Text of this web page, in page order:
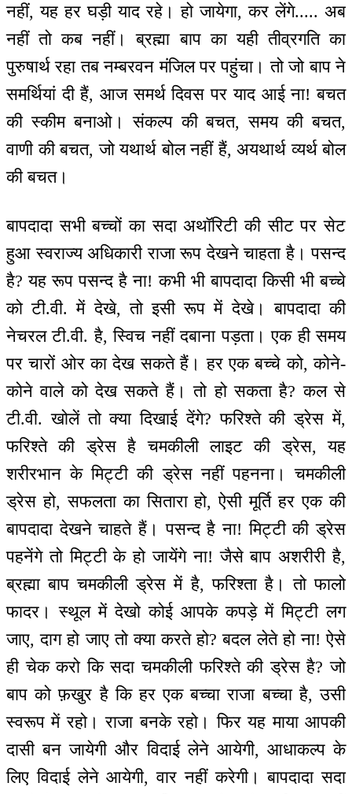
नहीं, यह हर घड़ी याद रहे। हो जायेगा, कर लेंगे..... अब
नहीं तो कब नहीं। ब्रह्मा बाप का यही तीव्रगति का
पुरुषार्थ रहा तब नम्बरवन मंजिल पर पहुंचा। तो जो बाप ने
समर्थियां दी हैं, आज समर्थ दिवस पर याद आई ना! बचत
की स्कीम बनाओ। संकल्प की बचत, समय की बचत,
वाणी की बचत, जो यथार्थ बोल नहीं हैं, अयथार्थ व्यर्थ बोल
की बचत।
बापदादा सभी बच्चों का सदा अथॉरिटी की सीट पर सेट
हुआ स्वराज्य अधिकारी राजा रूप देखने चाहता है। पसन्द
है? यह रूप पसन्द है ना! कभी भी बापदादा किसी भी बच्चे
को टी.वी. में देखे, तो इसी रूप में देखे। बापदादा की
नेचरल टी.वी. है, स्विच नहीं दबाना पड़ता। एक ही समय
पर चारों ओर का देख सकते हैं। हर एक बच्चे को, कोने-
कोने वाले को देख सकते हैं। तो हो सकता है? कल से
टी.वी. खोलें तो क्या दिखाई देंगे? फरिश्ते की ड्रेस में,
फरिश्ते की ड्रेस है चमकीली लाइट की ड्रेस, यह
शरीरभान के मिट्टी की ड्रेस नहीं पहनना। चमकीली
ड्रेस हो, सफलता का सितारा हो, ऐसी मूर्ति हर एक की
बापदादा देखने चाहते हैं। पसन्द है ना! मिट्टी की ड्रेस
पहनेंगे तो मिट्टी के हो जायेंगे ना! जैसे बाप अशरीरी है,
ब्रह्मा बाप चमकीली ड्रेस में है, फरिश्ता है। तो फालो
फादर। स्थूल में देखो कोई आपके कपड़े में मिट्टी लग
जाए, दाग हो जाए तो क्या करते हो? बदल लेते हो ना! ऐसे
ही चेक करो कि सदा चमकीली फरिश्ते की ड्रेस है? जो
बाप को फ़खुर है कि हर एक बच्चा राजा बच्चा है, उसी
स्वरूप में रहो। राजा बनके रहो। फिर यह माया आपकी
दासी बन जायेगी और विदाई लेने आयेगी, आधाकल्प के
लिए विदाई लेने आयेगी, वार नहीं करेगी। बापदादा सदा